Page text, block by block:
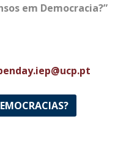
em Democracia?”